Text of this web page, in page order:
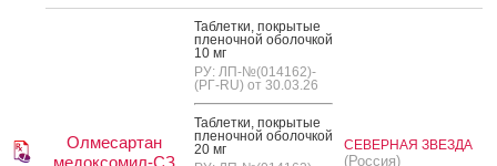
Олмесартан
медоксомил-СЗ
Таб­летки, пок­ры­тые
пле­ноч­ной обо­лоч­кой
10 мг
РУ: ЛП-№(014162)-
(РГ-RU) от 30.03.26
Таб­летки, пок­ры­тые
пле­ноч­ной обо­лоч­кой
20 мг
СЕВЕРНАЯ ЗВЕЗДА
(Россия)